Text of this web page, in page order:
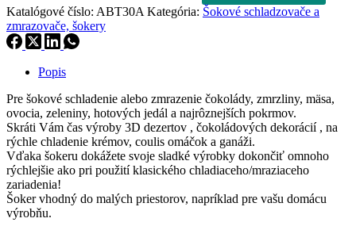
Katalógové číslo: ABT30A Kategória: Šokové schladzovače a
zmrazovače, šokery
Popis
Pre šokové schladenie alebo zmrazenie čokolády, zmrzliny, mäsa,
ovocia, zeleniny, hotových jedál a najrôznejších pokrmov.
Skráti Vám čas výroby 3D dezertov , čokoládových dekorácií , na
rýchle chladenie krémov, coulis omáčok a ganáži.
Vďaka šokeru dokážete svoje sladké výrobky dokončiť omnoho
rýchlejšie ako pri použití klasického chladiaceho/mraziaceho
zariadenia!
Šoker vhodný do malých priestorov, napríklad pre vašu domácu
výrobňu.